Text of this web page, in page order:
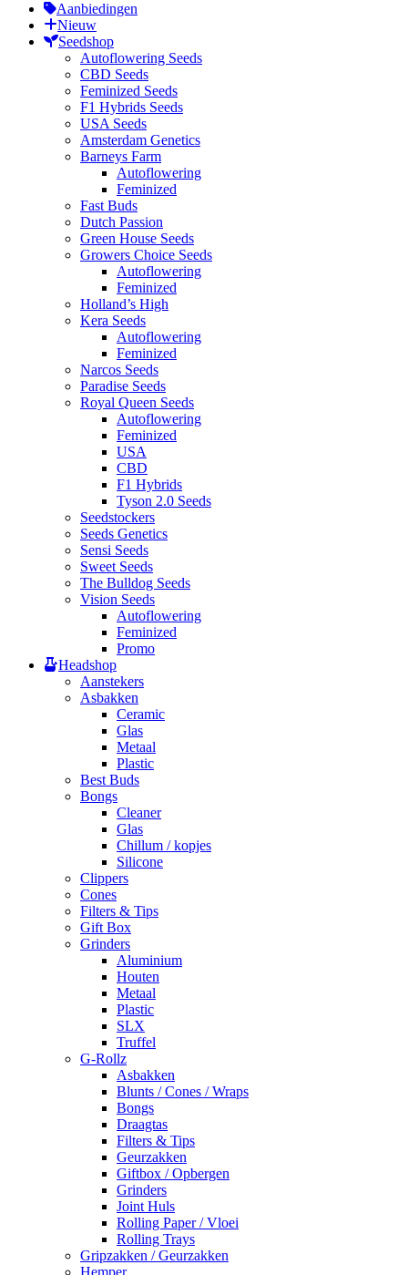
Aanbiedingen
Nieuw
Seedshop
Autoflowering Seeds
CBD Seeds
Feminized Seeds
F1 Hybrids Seeds
USA Seeds
Amsterdam Genetics
Barneys Farm
Autoflowering
Feminized
Fast Buds
Dutch Passion
Green House Seeds
Growers Choice Seeds
Autoflowering
Feminized
Holland’s High
Kera Seeds
Autoflowering
Feminized
Narcos Seeds
Paradise Seeds
Royal Queen Seeds
Autoflowering
Feminized
USA
CBD
F1 Hybrids
Tyson 2.0 Seeds
Seedstockers
Seeds Genetics
Sensi Seeds
Sweet Seeds
The Bulldog Seeds
Vision Seeds
Autoflowering
Feminized
Promo
Headshop
Aanstekers
Asbakken
Ceramic
Glas
Metaal
Plastic
Best Buds
Bongs
Cleaner
Glas
Chillum / kopjes
Silicone
Clippers
Cones
Filters & Tips
Gift Box
Grinders
Aluminium
Houten
Metaal
Plastic
SLX
Truffel
G-Rollz
Asbakken
Blunts / Cones / Wraps
Bongs
Draagtas
Filters & Tips
Geurzakken
Giftbox / Opbergen
Grinders
Joint Huls
Rolling Paper / Vloei
Rolling Trays
Gripzakken / Geurzakken